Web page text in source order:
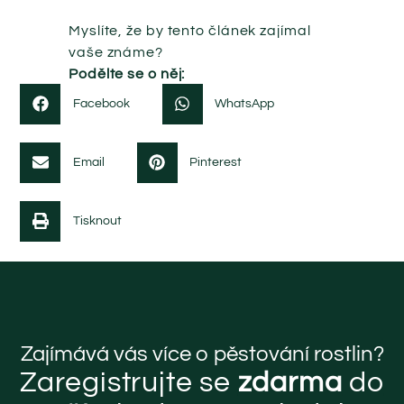
Myslíte, že by tento článek zajímal
vaše známe?
Podělte se o něj:
Facebook WhatsApp
Email Pinterest
Tisknout
Zajímává vás více o pěstování rostlin?
Zaregistrujte se zdarma do